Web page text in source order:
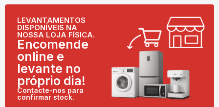
LEVANTAMENTOS
DISPONÍVEIS NA
NOSSA LOJA FÍSICA.
Encomende
online e
levante no
próprio dia!
Contacte-nos para
confirmar stock.